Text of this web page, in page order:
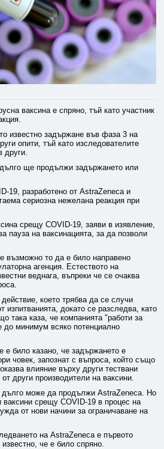
ваксина е спряно, тъй като участник
известно задържане във фаза 3 на
опити, тъй като изследователите
други.
ще продължи задържането или
19, разработено от AstraZeneca и
сериозна нежелана реакция при
срещу COVID-19, заяви в изявление,
пауза на ваксинацията, за да позволи
възможно то да е било направено
агенция. Естеството на
веднага, въпреки че се очаква
което трябва да се случи
изпитванията, докато се разследва, като
така каза, че компанията "работи за
до минимум всяко потенциално
е било казано, че задържането е
човек, запознат с въпроса, който също
влияние върху други тествани
други производители на ваксини.
дълго може да продължи AstraZeneca. Но
ваксини срещу COVID-19 в процес на
от нови начини за ограничаване на
на AstraZeneca е първото
че е било спряно.